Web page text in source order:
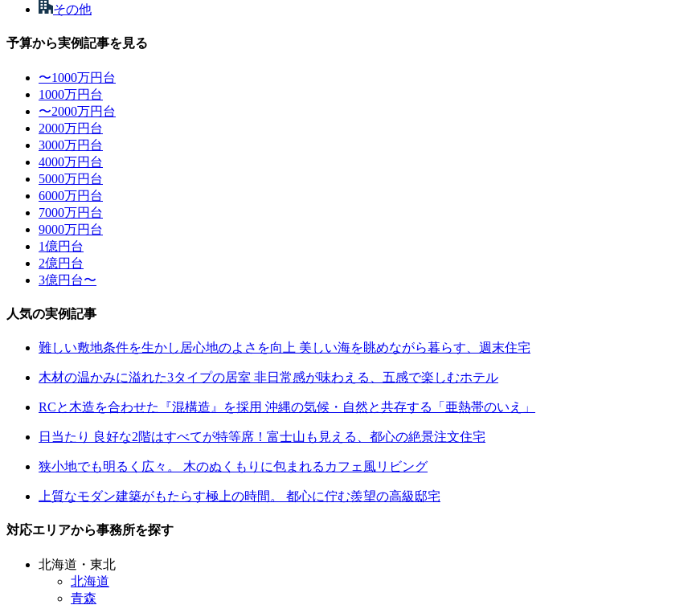
その他
予算から実例記事を見る
〜1000万円台
1000万円台
〜2000万円台
2000万円台
3000万円台
4000万円台
5000万円台
6000万円台
7000万円台
9000万円台
1億円台
2億円台
3億円台〜
人気の実例記事
難しい敷地条件を生かし居心地のよさを向上 美しい海を眺めながら暮らす、週末住宅
木材の温かみに溢れた3タイプの居室 非日常感が味わえる、五感で楽しむホテル
RCと木造を合わせた『混構造』を採用 沖縄の気候・自然と共存する「亜熱帯のいえ」
日当たり 良好な2階はすべてが特等席！富士山も見える、都心の絶景注文住宅
狭小地でも明るく広々。 木のぬくもりに包まれるカフェ風リビング
上質なモダン建築がもたらす極上の時間。 都心に佇む羨望の高級邸宅
対応エリアから事務所を探す
北海道・東北
北海道
青森